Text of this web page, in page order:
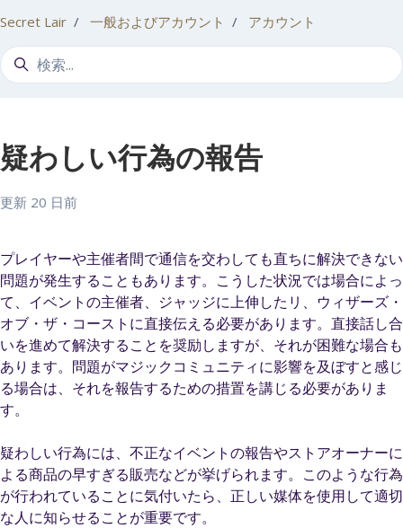
Secret Lair 一般およびアカウント アカウント
検索
疑わしい行為の報告
更新 20 日前
プレイヤーや主催者間で通信を交わしても直ちに解決できない
問題が発生することもあります。こうした状況では場合によっ
て、イベントの主催者、ジャッジに上伸したリ、ウィザーズ・
オブ・ザ・コーストに直接伝える必要があります。直接話し合
いを進めて解決することを奨励しますが、それが困難な場合も
あります。問題がマジックコミュニティに影響を及ぼすと感じ
る場合は、それを報告するための措置を講じる必要がありま
す。
疑わしい行為には、不正なイベントの報告やストアオーナーに
よる商品の早すぎる販売などが挙げられます。このような行為
が行われていることに気付いたら、正しい媒体を使用して適切
な人に知らせることが重要です。